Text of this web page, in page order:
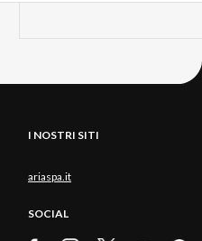
I NOSTRI SITI
ariaspa.it
SOCIAL